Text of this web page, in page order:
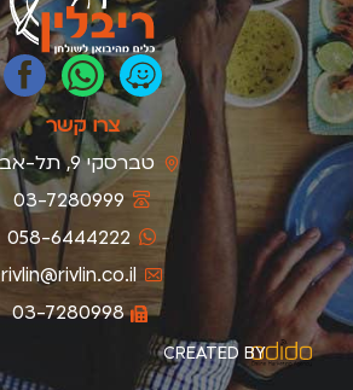
צרו קשר
טברסקי 9, תל-אביב
03-7280999
058-6444222
rivlin@rivlin.co.il
03-7280998
CREATED BY